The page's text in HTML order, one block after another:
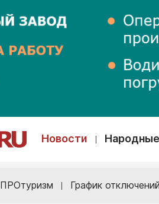
Новости
ПРОтуризм График